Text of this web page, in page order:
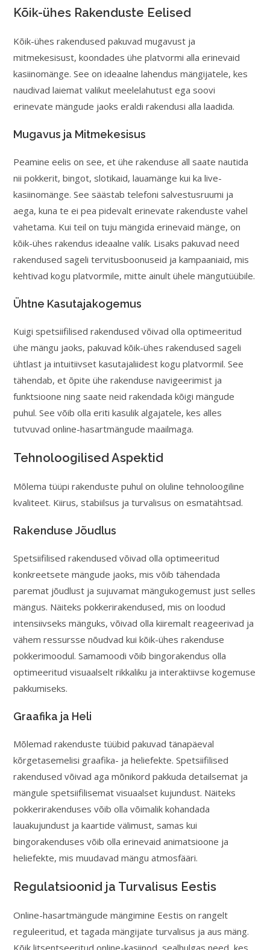
Kõik-ühes Rakenduste Eelised
Kõik-ühes rakendused pakuvad mugavust ja
mitmekesisust, koondades ühe platvormi alla erinevaid
kasiinomänge. See on ideaalne lahendus mängijatele, kes
naudivad laiemat valikut meelelahutust ega soovi
erinevate mängude jaoks eraldi rakendusi alla laadida.
Mugavus ja Mitmekesisus
Peamine eelis on see, et ühe rakenduse all saate nautida
nii pokkerit, bingot, slotikaid, lauamänge kui ka live-
kasiinomänge. See säästab telefoni salvestusruumi ja
aega, kuna te ei pea pidevalt erinevate rakenduste vahel
vahetama. Kui teil on tuju mängida erinevaid mänge, on
kõik-ühes rakendus ideaalne valik. Lisaks pakuvad need
rakendused sageli tervitusboonuseid ja kampaaniaid, mis
kehtivad kogu platvormile, mitte ainult ühele mängutüübile.
Ühtne Kasutajakogemus
Kuigi spetsiifilised rakendused võivad olla optimeeritud
ühe mängu jaoks, pakuvad kõik-ühes rakendused sageli
ühtlast ja intuitiivset kasutajaliidest kogu platvormil. See
tähendab, et õpite ühe rakenduse navigeerimist ja
funktsioone ning saate neid rakendada kõigi mängude
puhul. See võib olla eriti kasulik algajatele, kes alles
tutvuvad online-hasartmängude maailmaga.
Tehnoloogilised Aspektid
Mõlema tüüpi rakenduste puhul on oluline tehnoloogiline
kvaliteet. Kiirus, stabiilsus ja turvalisus on esmatähtsad.
Rakenduse Jõudlus
Spetsiifilised rakendused võivad olla optimeeritud
konkreetsete mängude jaoks, mis võib tähendada
paremat jõudlust ja sujuvamat mängukogemust just selles
mängus. Näiteks pokkerirakendused, mis on loodud
intensiivseks mänguks, võivad olla kiiremalt reageerivad ja
vähem ressursse nõudvad kui kõik-ühes rakenduse
pokkerimoodul. Samamoodi võib bingorakendus olla
optimeeritud visuaalselt rikkaliku ja interaktiivse kogemuse
pakkumiseks.
Graafika ja Heli
Mõlemad rakenduste tüübid pakuvad tänapäeval
kõrgetasemelisi graafika- ja heliefekte. Spetsiifilised
rakendused võivad aga mõnikord pakkuda detailsemat ja
mängule spetsiifilisemat visuaalset kujundust. Näiteks
pokkerirakenduses võib olla võimalik kohandada
lauakujundust ja kaartide välimust, samas kui
bingorakenduses võib olla erinevaid animatsioone ja
heliefekte, mis muudavad mängu atmosfääri.
Regulatsioonid ja Turvalisus Eestis
Online-hasartmängude mängimine Eestis on rangelt
reguleeritud, et tagada mängijate turvalisus ja aus mäng.
Kõik litsentseeritud online-kasiinod, sealhulgas need, kes